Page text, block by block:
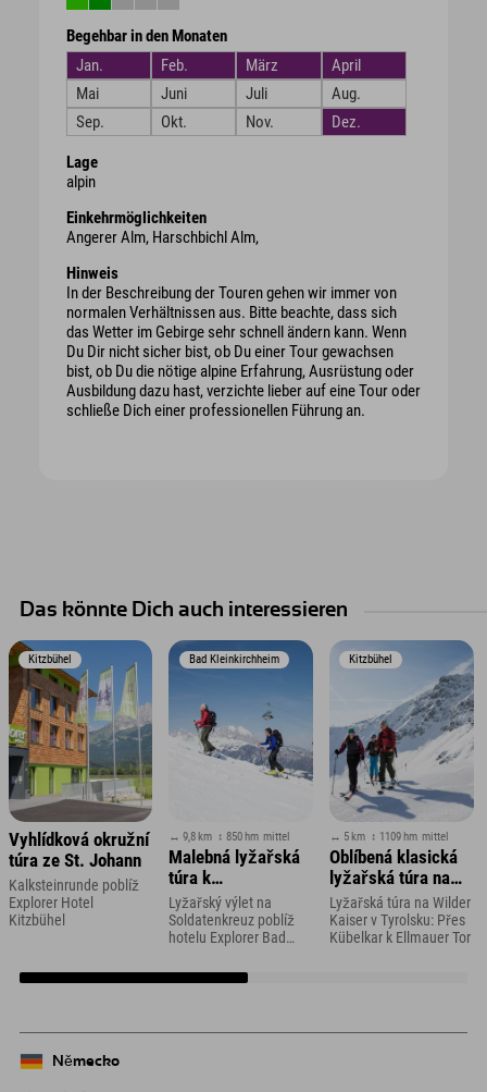
Begehbar in den Monaten
Jan.
Feb. März
April
Mai
Juni Juli
Aug.
Sep.
Okt. Nov. Dez.
Lage
alpin
Einkehrmöglichkeiten
Angerer Alm, Harschbichl Alm,
Hinweis
In der Beschreibung der Touren gehen wir immer von
normalen Verhältnissen aus. Bitte beachte, dass sich
das Wetter im Gebirge sehr schnell ändern kann. Wenn
Du Dir nicht sicher bist, ob Du einer Tour gewachsen
bist, ob Du die nötige alpine Erfahrung, Ausrüstung oder
Ausbildung dazu hast, verzichte lieber auf eine Tour oder
schließe Dich einer professionellen Führung an.
Das könnte Dich auch interessieren
Kitzbühel
Vyhlídková okružní
túra ze St. Johann
Kalksteinrunde poblíž
Explorer Hotel
Kitzbühel
Bad Kleinkirchheim
↔ 9,8 km ↕ 850 hm mittel
Malebná lyžařská
túra k
Soldatenkreuz
Lyžařský výlet na
Soldatenkreuz poblíž
hotelu Explorer Bad
Kitzbühel
↔ 5 km ↕ 1109 hm mittel
Oblíbená klasická
lyžařská túra na
Ellmauer Tor a
Hintere Goinger
Halt
Lyžařská túra na Wilder
Kaiser v Tyrolsku: Přes
Kübelkar k Ellmauer Tor
Německo